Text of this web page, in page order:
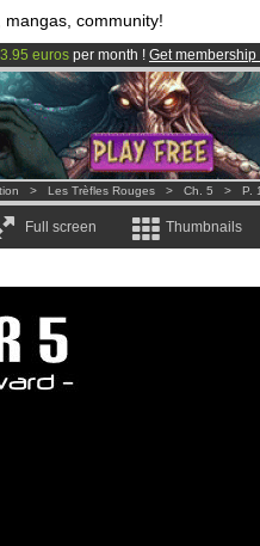
mangas, community!
3.95 euros per month ! Get membership
!.
1000 comics & mangas!.
> Les Trèfles Rouges > Ch. 5 > P.
Full screen Thumbnails